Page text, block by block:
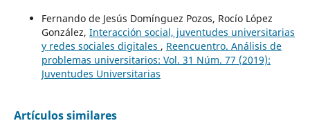
Fernando de Jesús Domínguez Pozos, Rocío López
González, Interacción social, juventudes universitarias
y redes sociales digitales , Reencuentro. Análisis de
problemas universitarios: Vol. 31 Núm. 77 (2019):
Juventudes Universitarias
Artículos similares